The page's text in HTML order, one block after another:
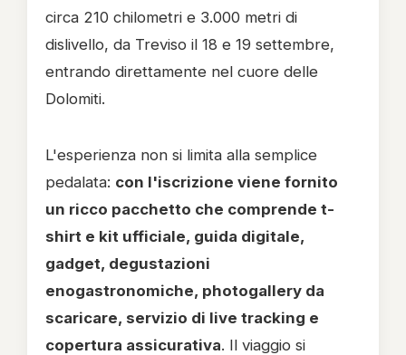
circa 210 chilometri e 3.000 metri di
dislivello, da Treviso il 18 e 19 settembre,
entrando direttamente nel cuore delle
Dolomiti.
L'esperienza non si limita alla semplice
pedalata: con l'iscrizione viene fornito
un ricco pacchetto che comprende t-
shirt e kit ufficiale, guida digitale,
gadget, degustazioni
enogastronomiche, photogallery da
scaricare, servizio di live tracking e
copertura assicurativa. Il viaggio si